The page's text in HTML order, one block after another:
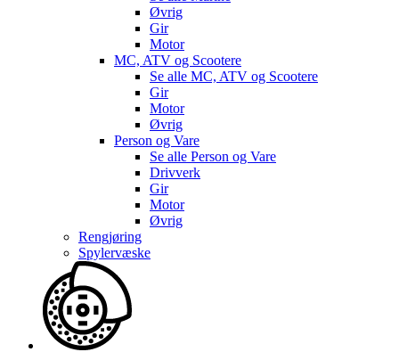
Øvrig
Gir
Motor
MC, ATV og Scootere
Se alle MC, ATV og Scootere
Gir
Motor
Øvrig
Person og Vare
Se alle Person og Vare
Drivverk
Gir
Motor
Øvrig
Rengjøring
Spylervæske